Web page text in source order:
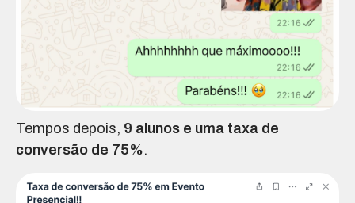
Tempos depois, 9 alunos e uma taxa de
conversão de 75%.